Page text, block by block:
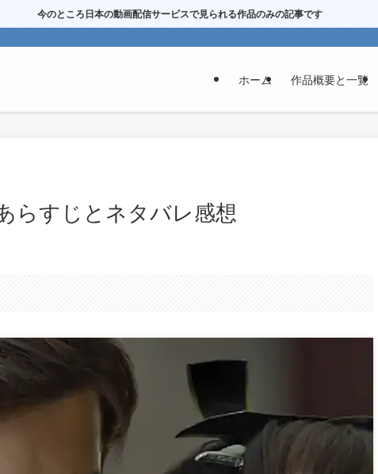
今のところ日本の動画配信サービスで見られる作品のみの記事です
ホーム 作品概要と一覧
らすじとネタバレ感想